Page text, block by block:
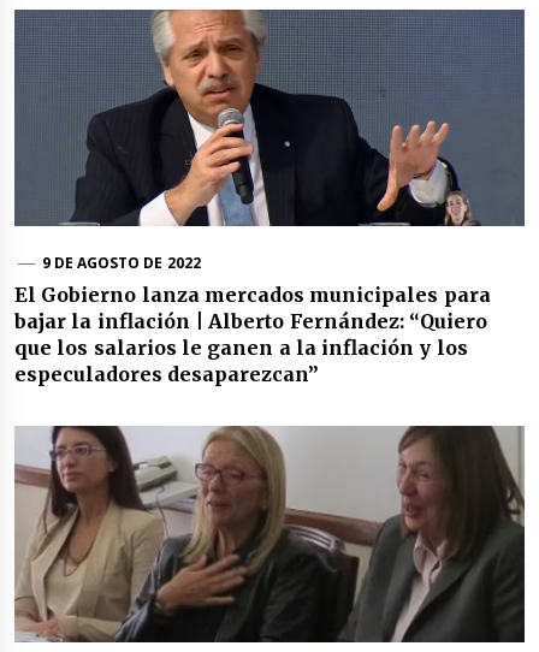
9 DE AGOSTO DE 2022
El Gobierno lanza mercados municipales para
bajar la inflación | Alberto Fernández: “Quiero
que los salarios le ganen a la inflación y los
especuladores desaparezcan”